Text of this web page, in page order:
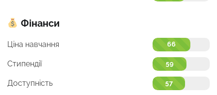
Фінанси
Ціна навчання 66
Стипендії 59
Доступність 57